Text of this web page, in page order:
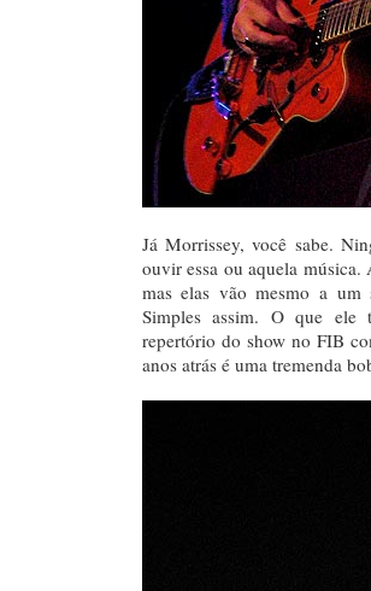
Já Morrissey, você sabe.
ouvir essa ou aquela música.
mas elas vão mesmo a
Simples assim. O que ele
repertório do show no FIB
anos atrás é uma tremenda